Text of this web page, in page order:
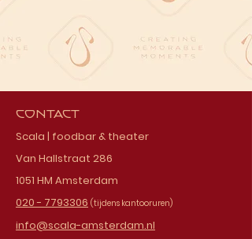
Contact
Scala | foodbar & theater
Van Hallstraat 286
1051 HM Amsterdam
020 - 7793306 (tijdens kantooruren)
info@scala-amsterdam.nl